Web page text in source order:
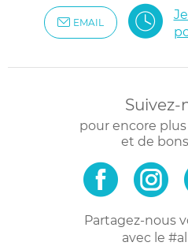
EMAIL
Suivez-
pour encore
et de
Partagez-nous
avec le